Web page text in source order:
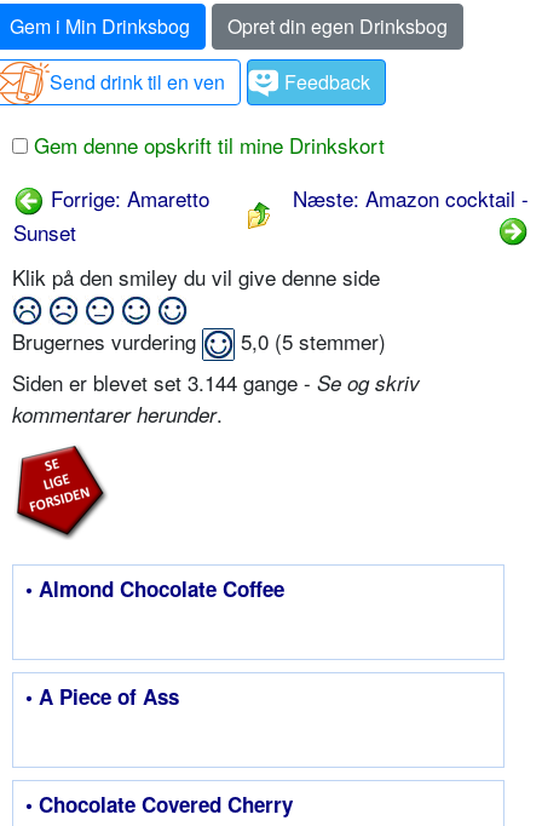
Gem i Min Drinksbog
Opret din egen Drinksbog
Send drink til en ven
Feedback
Gem denne opskrift til mine Drinkskort
Forrige: Amaretto
Sunset
Næste: Amazon cocktail -
Klik på den smiley du vil give denne side
Brugernes vurdering 5,0 (5 stemmer)
Siden er blevet set 3.144 gange - Se og skriv
kommentarer herunder.
• Almond Chocolate Coffee
• A Piece of Ass
• Chocolate Covered Cherry